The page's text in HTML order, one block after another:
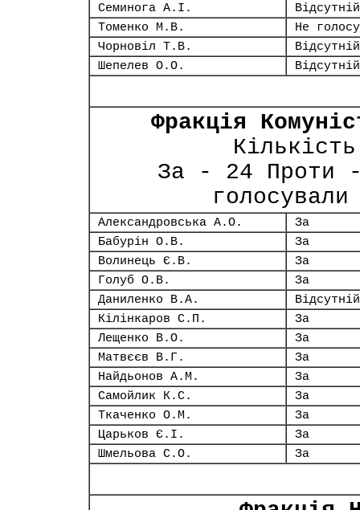
Семинога А.І.
Відсутній
Томенко М.В.
Не
Чорновіл Т.В.
Відсутній
Шепелев О.О.
Відсутній
Фракція
За - 24 Проти
Александровська А.О.
За
Бабурін О.В.
За
Волинець Є.В.
За
Голуб О.В.
За
Даниленко В.А.
Відсутній
Кілінкаров С.П.
За
Лещенко В.О.
За
Матвєєв В.Г.
За
Найдьонов А.М.
За
Самойлик К.С.
За
Ткаченко О.М.
За
Царьков Є.І.
За
Шмельова С.О.
За